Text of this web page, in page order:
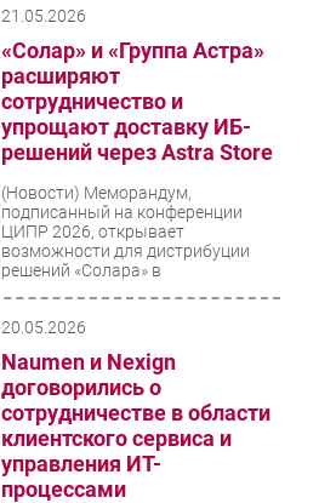
21.05.2026
«Солар» и «Группа Астра»
расширяют
сотрудничество и
упрощают доставку ИБ-
решений через Astra Store
(Новости) Меморандум,
подписанный на конференции
ЦИПР 2026, открывает
возможности для дистрибуции
решений «Солара» в
20.05.2026
Naumen и Nexign
договорились о
сотрудничестве в области
клиентского сервиса и
управления ИТ-
процессами